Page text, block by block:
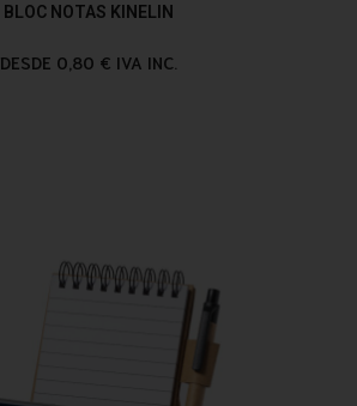
BLOC NOTAS KINELIN
DESDE 0,80 € IVA INC.